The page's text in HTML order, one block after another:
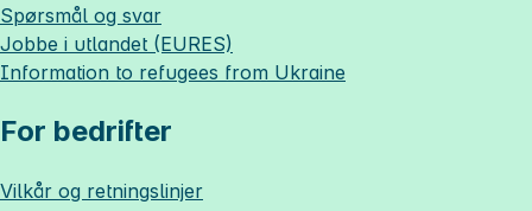
Spørsmål og svar
Jobbe i utlandet (EURES)
Information to refugees from Ukraine
For bedrifter
Vilkår og retningslinjer